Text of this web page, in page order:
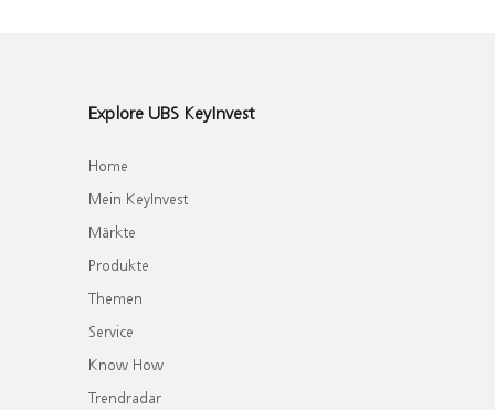
Explore UBS KeyInvest
Home
Mein KeyInvest
Märkte
Produkte
Themen
Service
Know How
Trendradar